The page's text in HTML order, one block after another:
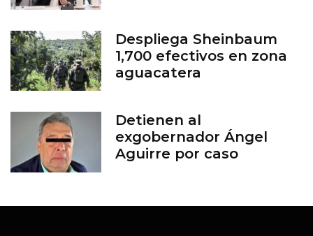
Despliega Sheinbaum
1,700 efectivos en zona
aguacatera
Detienen al
exgobernador Ángel
Aguirre por caso